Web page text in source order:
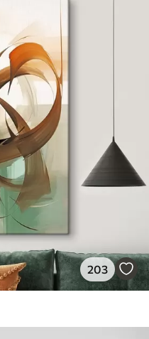
203